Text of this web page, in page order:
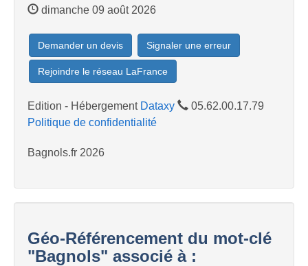
dimanche 09 août 2026
Demander un devis Signaler une erreur
Rejoindre le réseau LaFrance
Edition - Hébergement Dataxy
05.62.00.17.79
Politique de confidentialité
Bagnols.fr 2026
Géo-Référencement du mot-clé
"Bagnols" associé à :